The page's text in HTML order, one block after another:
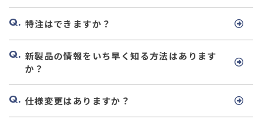
特注はできますか？
新製品の情報をいち早く知る方法はあります
か？
仕様変更はありますか？